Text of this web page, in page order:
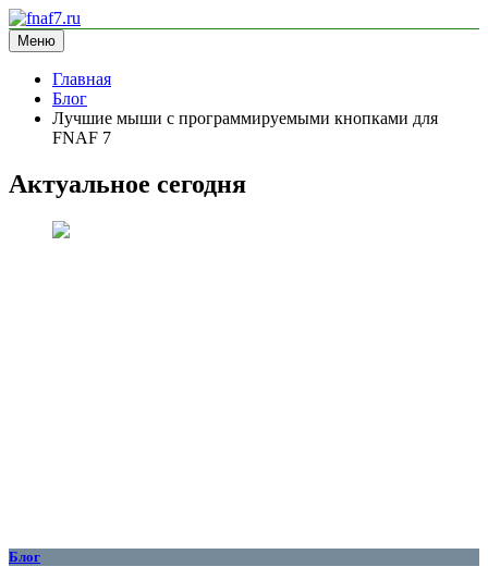
Перейти
к
содержимому
fnaf7.ru
информационный сайт
Меню
Главная
Блог
Лучшие мыши с программируемыми кнопками для
FNAF 7
Актуальное сегодня
Блог